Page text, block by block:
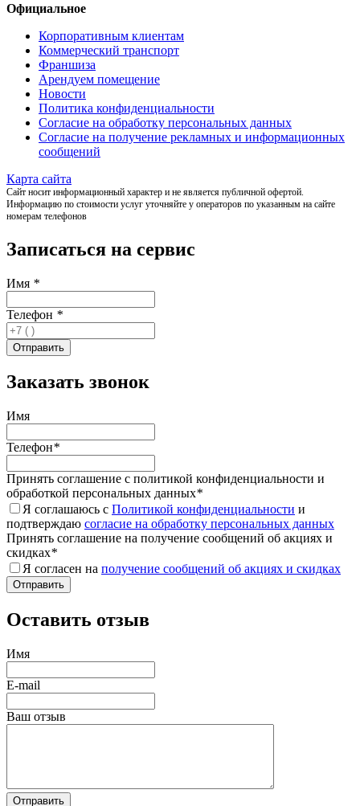
Официальное
Корпоративным клиентам
Коммерческий транспорт
Франшиза
Арендуем помещение
Новости
Политика конфиденциальности
Согласие на обработку персональных данных
Согласие на получение рекламных и информационных
сообщений
Карта сайта
Сайт носит информационный характер и не является публичной офертой.
Информацию по стоимости услуг уточняйте у операторов по указанным на сайте
номерам телефонов
Записаться на сервис
Имя *
Телефон *
Заказать звонок
Имя
Телефон*
Принять соглашение с политикой конфиденциальности и
обработкой персональных данных*
Я соглашаюсь с Политикой конфиденциальности и
подтверждаю согласие на обработку персональных данных
Принять соглашение на получение сообщений об акциях и
скидках*
Я согласен на получение сообщений об акциях и скидках
Оставить отзыв
Имя
E-mail
Ваш отзыв